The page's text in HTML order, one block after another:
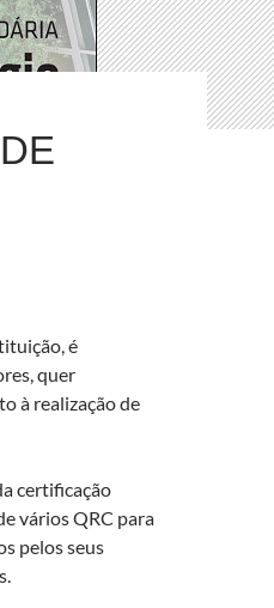
é
quer
à realização de
certificação
vários QRC para
pelos seus